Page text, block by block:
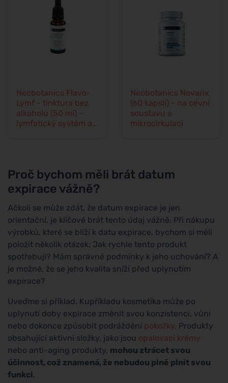
Neobotanics Flavo-
Lymf - tinktura bez
alkoholu (50 ml) -
lymfatický systém a
Neobotanics Novarix
(60 kapslí) - na cévní
soustavu a
mikrocirkulaci
Proč bychom měli brát datum
expirace vážně?
Ačkoli se může zdát, že datum expirace je jen
orientační, je klíčové brát tento údaj vážně. Při nákupu
výrobků, které se blíží k datu expirace, bychom si měli
položit několik otázek: Jak rychle tento produkt
spotřebuji? Mám správné podmínky k jeho uchování? A
je možné, že se jeho kvalita sníží před uplynutím
expirace?
Uveďme si příklad. Kupříkladu kosmetika může po
uplynutí doby expirace změnit svou konzistenci, vůni
nebo dokonce způsobit podráždění pokožky. Produkty
obsahující aktivní složky, jako jsou opalovací krémy
nebo anti-aging produkty, mohou ztrácet svou
účinnost, což znamená, že nebudou plně plnit svou
funkci.